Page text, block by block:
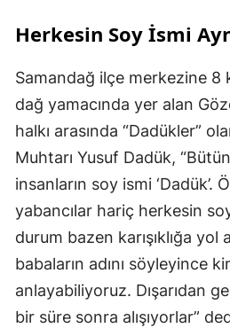
Herkesin Soy İsmi
Samandağ ilçe merkezine 8
dağ yamacında yer alan
halkı arasında “Dadükler”
Muhtarı Yusuf Dadük,
insanların soy ismi ‘Dadük’.
yabancılar hariç herkesin
durum bazen karışıklığa yol
babaların adını söyleyince
anlayabiliyoruz. Dışarıdan
bir süre sonra alışıyorlar”